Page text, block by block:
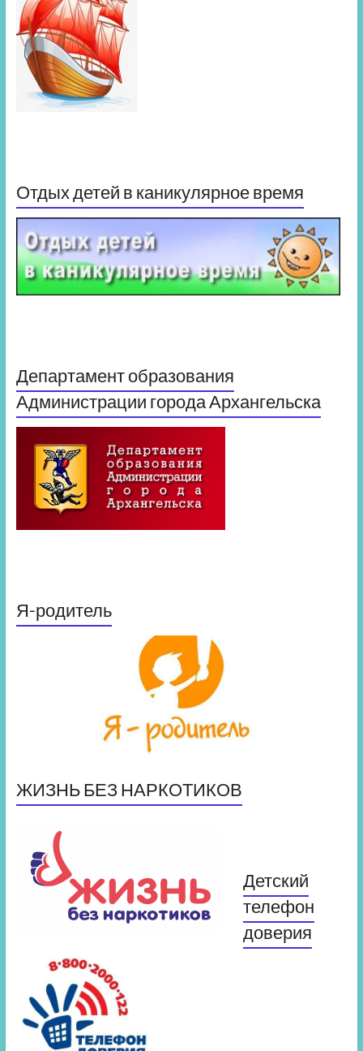
Отдых детей в каникулярное время
Департамент образования
Администрации города Архангельска
Я-родитель
ЖИЗНЬ БЕЗ НАРКОТИКОВ
Детский
телефон
доверия